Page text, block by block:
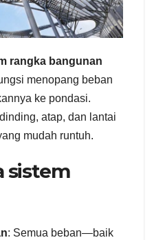
rangka bangunan
menopang beban
ke pondasi.
atap, dan lantai
mudah runtuh.
sistem
: Semua beban—baik